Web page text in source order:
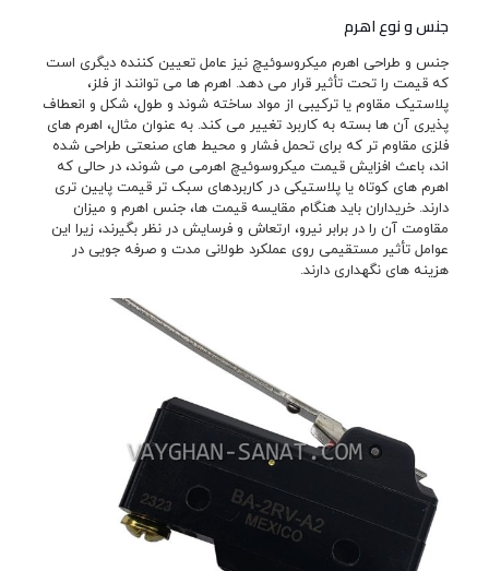
جنس و نوع اهرم
جنس و طراحی اهرم میکروسوئیچ نیز عامل تعیین کننده دیگری است
که قیمت را تحت تأثیر قرار می دهد. اهرم ها می توانند از فلز،
پلاستیک مقاوم یا ترکیبی از مواد ساخته شوند و طول، شکل و انعطاف
پذیری آن ها بسته به کاربرد تغییر می کند. به عنوان مثال، اهرم های
فلزی مقاوم تر که برای تحمل فشار و محیط های صنعتی طراحی شده
اند، باعث افزایش قیمت میکروسوئیچ اهرمی می شوند، در حالی که
اهرم های کوتاه یا پلاستیکی در کاربردهای سبک تر قیمت پایین تری
دارند. خریداران باید هنگام مقایسه قیمت ها، جنس اهرم و میزان
مقاومت آن را در برابر نیرو، ارتعاش و فرسایش در نظر بگیرند، زیرا این
عوامل تأثیر مستقیمی روی عملکرد طولانی مدت و صرفه جویی در
هزینه های نگهداری دارند.